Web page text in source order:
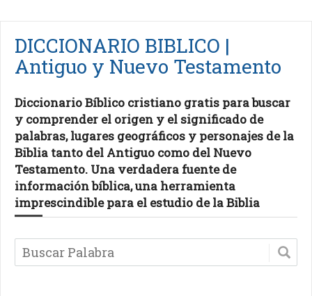
DICCIONARIO BIBLICO |
Antiguo y Nuevo Testamento
Diccionario Bíblico cristiano gratis para buscar
y comprender el origen y el significado de
palabras, lugares geográficos y personajes de la
Biblia tanto del Antiguo como del Nuevo
Testamento. Una verdadera fuente de
información bíblica, una herramienta
imprescindible para el estudio de la Biblia